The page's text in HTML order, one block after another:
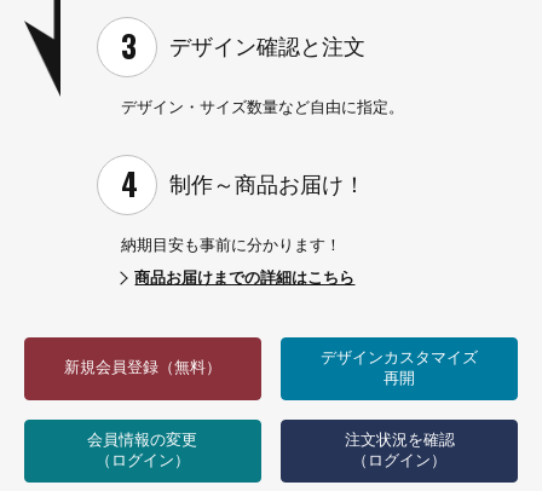
デザイン確認と注文
デザイン・サイズ数量など自由に指定。
制作～商品お届け！
納期目安も事前に分かります！
商品お届けまでの詳細はこちら
新規会員登録（無料）
デザインカスタマイズ
再開
会員情報の変更
（ログイン）
注文状況を確認
（ログイン）